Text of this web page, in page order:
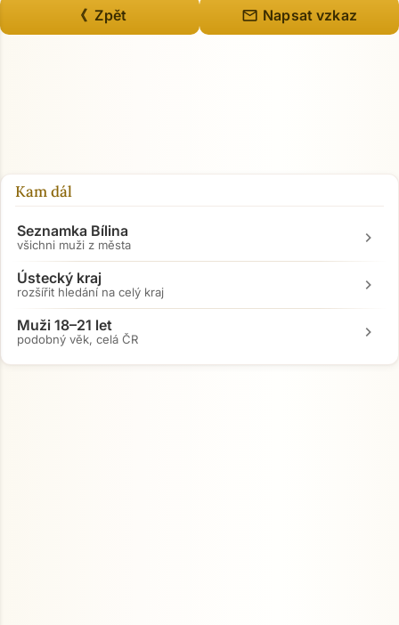
《 Zpět mail Napsat vzkaz
Kam dál
Seznamka Bílina
všichni muži z města chevron_right
Ústecký kraj
rozšířit hledání na celý kraj chevron_right
Muži 18–21 let
podobný věk, celá ČR chevron_right